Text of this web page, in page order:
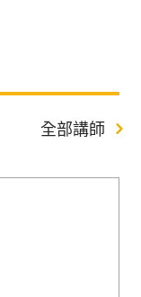
全部講師